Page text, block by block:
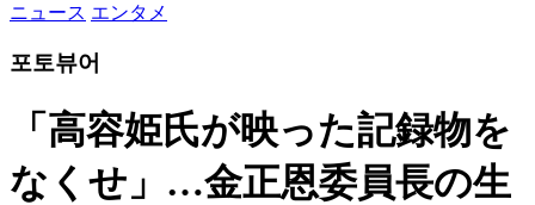
ニュース エンタメ
포토뷰어
「高容姫氏が映った記録物を
なくせ」…金正恩委員長の生